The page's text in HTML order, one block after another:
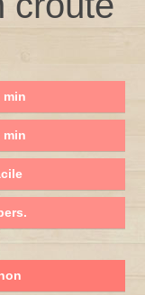
min
min